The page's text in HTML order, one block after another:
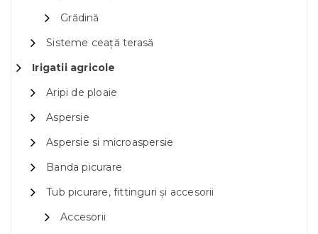
Grădină
Sisteme ceață terasă
Irigatii agricole
Aripi de ploaie
Aspersie
Aspersie si microaspersie
Banda picurare
Tub picurare, fittinguri și accesorii
Accesorii